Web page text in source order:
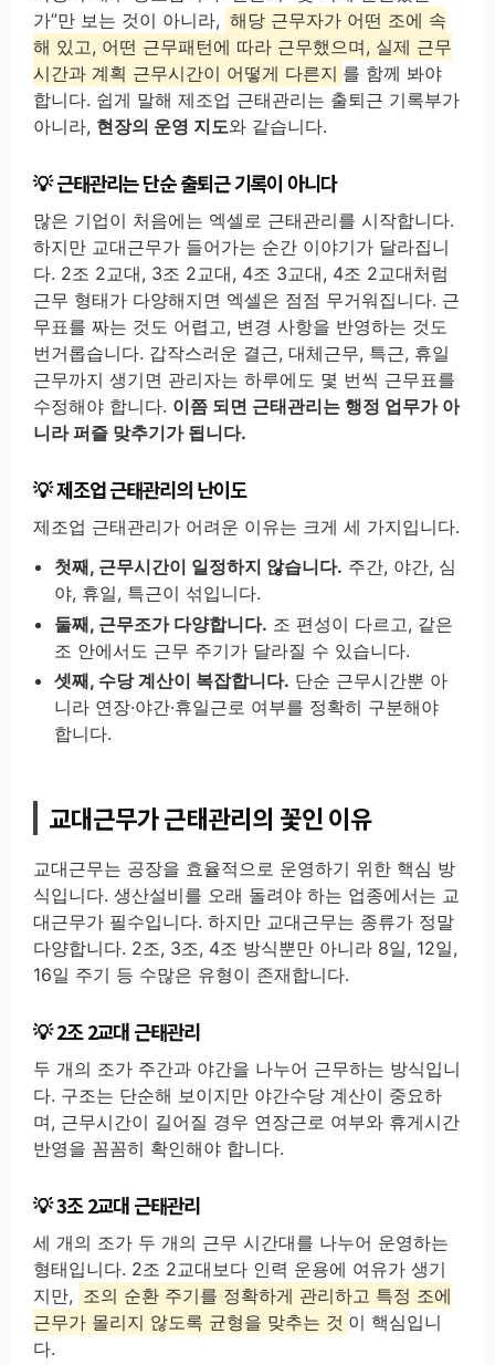
가”만 보는 것이 아니라, 해당 근무자가 어떤 조에 속
해 있고, 어떤 근무패턴에 따라 근무했으며, 실제 근무
시간과 계획 근무시간이 어떻게 다른지 를 함께 봐야
합니다. 쉽게 말해 제조업 근태관리는 출퇴근 기록부가
아니라, 현장의 운영 지도와 같습니다.
근태관리는 단순 출퇴근 기록이 아니다
많은 기업이 처음에는 엑셀로 근태관리를 시작합니다.
하지만 교대근무가 들어가는 순간 이야기가 달라집니
다. 2조 2교대, 3조 2교대, 4조 3교대, 4조 2교대처럼
근무 형태가 다양해지면 엑셀은 점점 무거워집니다. 근
무표를 짜는 것도 어렵고, 변경 사항을 반영하는 것도
번거롭습니다. 갑작스러운 결근, 대체근무, 특근, 휴일
근무까지 생기면 관리자는 하루에도 몇 번씩 근무표를
수정해야 합니다. 이쯤 되면 근태관리는 행정 업무가 아
니라 퍼즐 맞추기가 됩니다.
제조업 근태관리의 난이도
제조업 근태관리가 어려운 이유는 크게 세 가지입니다.
첫째, 근무시간이 일정하지 않습니다. 주간, 야간, 심
야, 휴일, 특근이 섞입니다.
둘째, 근무조가 다양합니다. 조 편성이 다르고, 같은
조 안에서도 근무 주기가 달라질 수 있습니다.
셋째, 수당 계산이 복잡합니다. 단순 근무시간뿐 아
니라 연장·야간·휴일근로 여부를 정확히 구분해야
합니다.
교대근무가 근태관리의 꽃인 이유
교대근무는 공장을 효율적으로 운영하기 위한 핵심 방
식입니다. 생산설비를 오래 돌려야 하는 업종에서는 교
대근무가 필수입니다. 하지만 교대근무는 종류가 정말
다양합니다. 2조, 3조, 4조 방식뿐만 아니라 8일, 12일,
16일 주기 등 수많은 유형이 존재합니다.
2조 2교대 근태관리
두 개의 조가 주간과 야간을 나누어 근무하는 방식입니
다. 구조는 단순해 보이지만 야간수당 계산이 중요하
며, 근무시간이 길어질 경우 연장근로 여부와 휴게시간
반영을 꼼꼼히 확인해야 합니다.
3조 2교대 근태관리
세 개의 조가 두 개의 근무 시간대를 나누어 운영하는
형태입니다. 2조 2교대보다 인력 운용에 여유가 생기
지만, 조의 순환 주기를 정확하게 관리하고 특정 조에
근무가 몰리지 않도록 균형을 맞추는 것 이 핵심입니
다.